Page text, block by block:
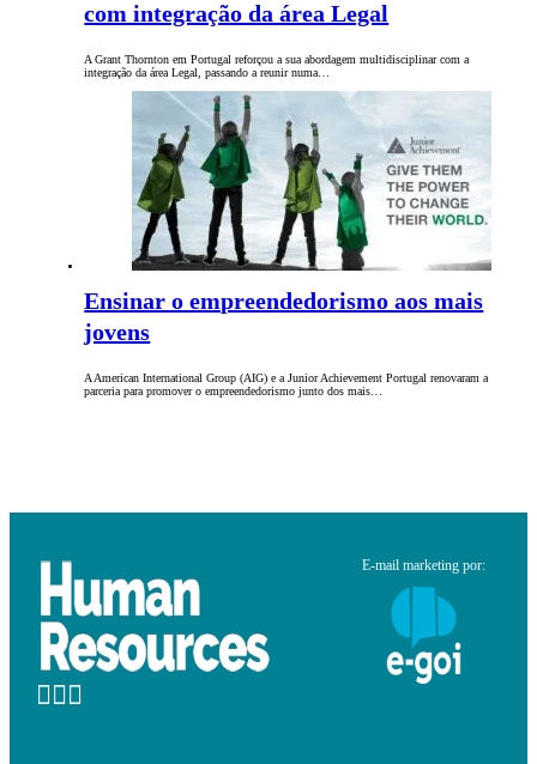
com integração da área Legal
A Grant Thornton em Portugal reforçou a sua abordagem multidisciplinar com a
integração da área Legal, passando a reunir numa…
Ensinar o empreendedorismo aos mais
jovens
A American International Group (AIG) e a Junior Achievement Portugal renovaram a
parceria para promover o empreendedorismo junto dos mais…
E-mail marketing por: